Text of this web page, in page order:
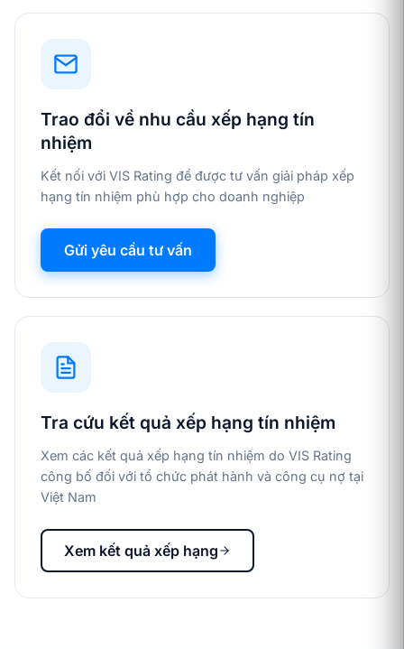
Trao đổi về nhu cầu xếp hạng tín
nhiệm
Kết nối với VIS Rating để được tư vấn giải pháp xếp
hạng tín nhiệm phù hợp cho doanh nghiệp
Gửi yêu cầu tư vấn
Tra cứu kết quả xếp hạng tín nhiệm
Xem các kết quả xếp hạng tín nhiệm do VIS Rating
công bố đối với tổ chức phát hành và công cụ nợ tại
Việt Nam
Xem kết quả xếp hạng